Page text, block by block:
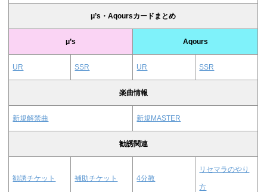
μ’s・Aqoursカードまとめ
μ’s Aqours
UR SSR UR SSR
楽曲情報
新規解禁曲 新規MASTER
勧誘関連
勧誘チケット 補助チケット 4分教
リセマラのやり
方